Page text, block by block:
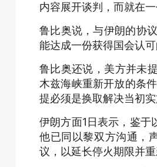
内容展开谈判，而就在
鲁比奥说，与伊朗的协
能达成一份获得国会认可
鲁比奥还说，美方并未
木兹海峡重新开放的条
提必须是换取解决当初
伊朗方面1日表示，鉴于
他已同以黎双方沟通，
议，以延长停火期限并